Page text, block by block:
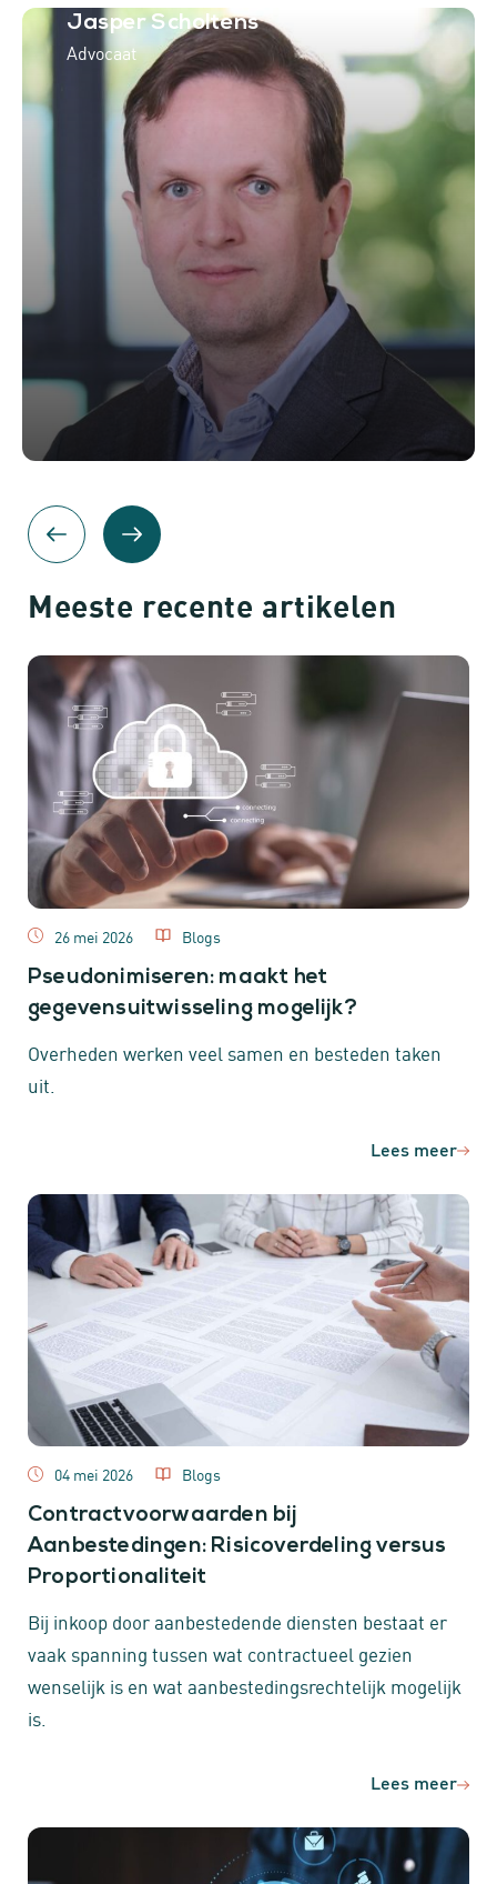
Jasper Scholtens
Advocaat
Meeste recente artikelen
26 mei 2026
Blogs
Pseudonimiseren: maakt het
gegevensuitwisseling mogelijk?
Overheden werken veel samen en besteden taken
uit.
Lees meer
04 mei 2026
Blogs
Contractvoorwaarden bij
Aanbestedingen: Risicoverdeling versus
Proportionaliteit
Bij inkoop door aanbestedende diensten bestaat er
vaak spanning tussen wat contractueel gezien
wenselijk is en wat aanbestedingsrechtelijk mogelijk
is.
Lees meer